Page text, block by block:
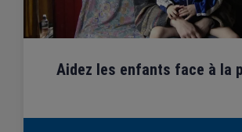
Aidez les enfants face à la